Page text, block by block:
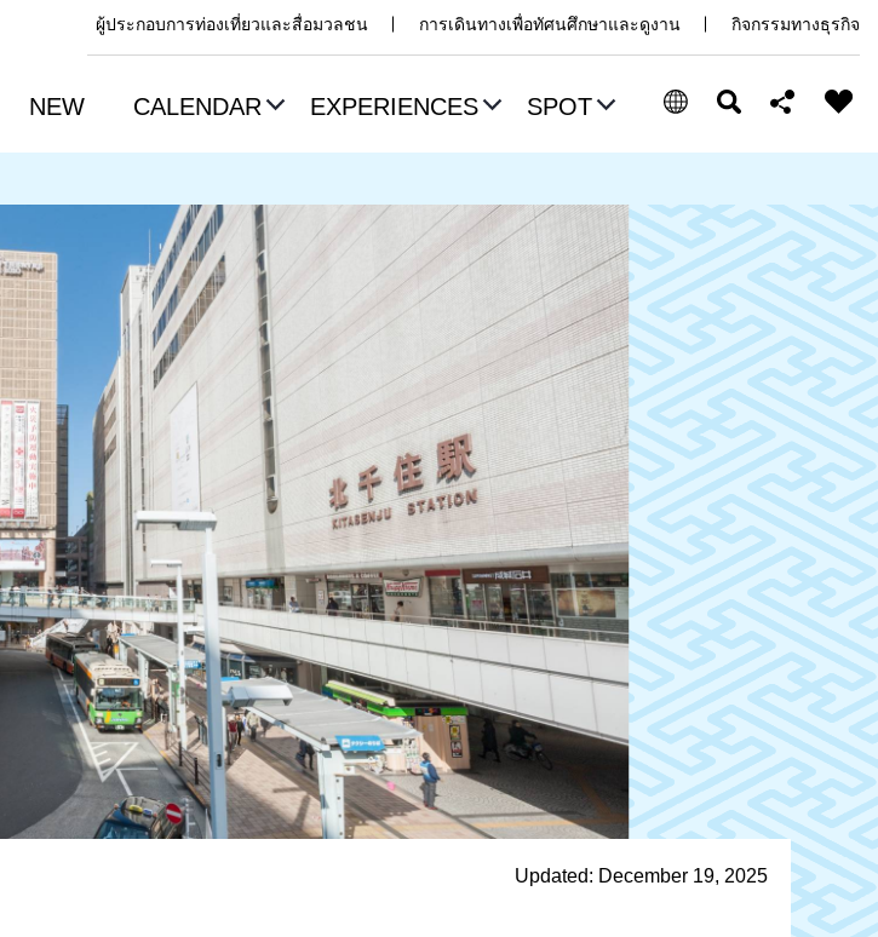
ผู้ประกอบการท่องเที่ยวและสื่อมวลชน การเดินทางเพื่อทัศนศึกษาและดูงาน กิจกรรมทางธุรกิจ
NEW CALENDAR EXPERIENCES SPOT
Updated: December 19, 2025